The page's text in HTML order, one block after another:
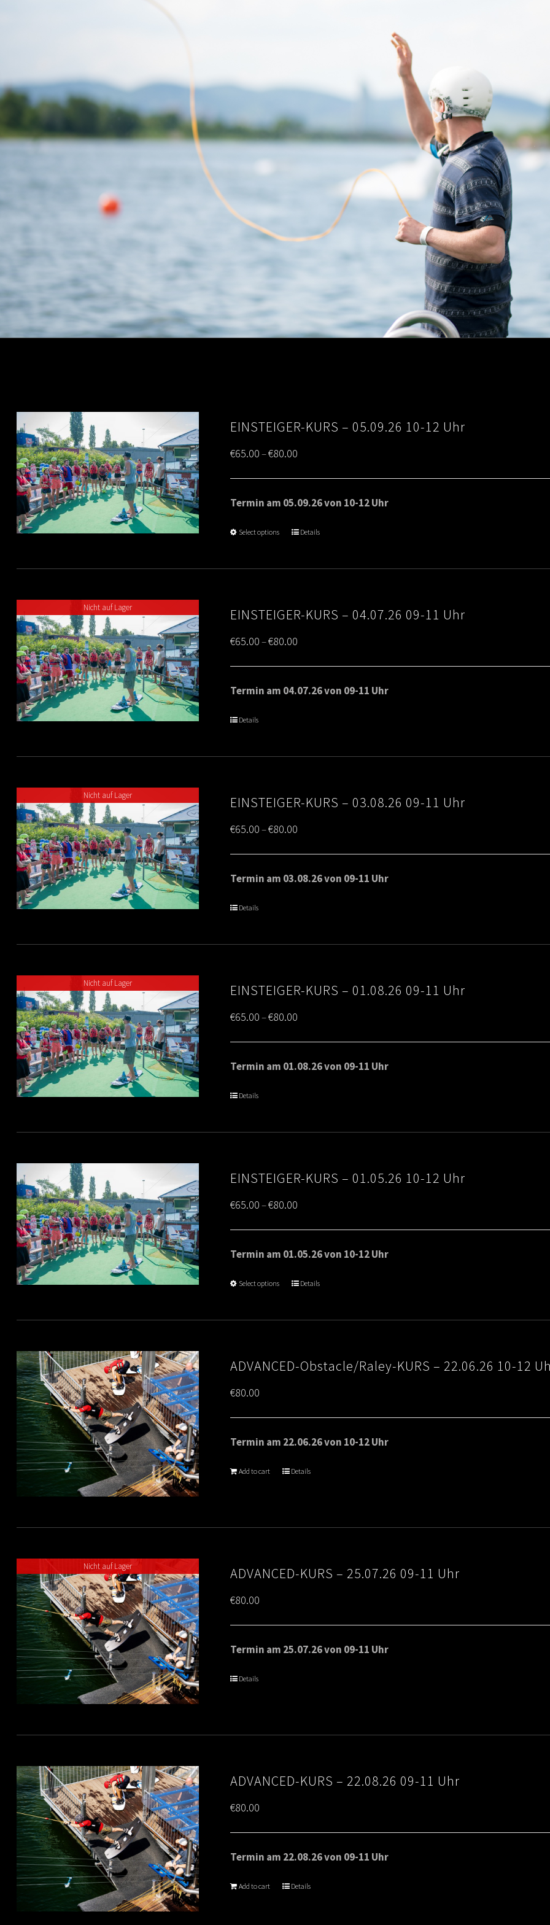
EINSTEIGER-KURS – 05.09.26 10-12 Uhr
€65.00–€80.00
range:
€65.00
Termin am 05.09.26 von 10-12 Uhr
Select options Details
Nicht auf Lager EINSTEIGER-KURS – 04.07.26 09-11 Uhr
€65.00–€80.00
range:
€65.00
Termin am 04.07.26 von 09-11 Uhr
Details
Nicht auf Lager EINSTEIGER-KURS – 03.08.26 09-11 Uhr
€65.00–€80.00
range:
€65.00
Termin am 03.08.26 von 09-11 Uhr
Details
Nicht auf Lager EINSTEIGER-KURS – 01.08.26 09-11 Uhr
€65.00–€80.00
range:
€65.00
Termin am 01.08.26 von 09-11 Uhr
Details
EINSTEIGER-KURS – 01.05.26 10-12 Uhr
€65.00–€80.00
range:
€65.00
Termin am 01.05.26 von 10-12 Uhr
Select options Details
ADVANCED-Obstacle/Raley-KURS – 22.06.26 10-12
€80.00
Termin am 22.06.26 von 10-12 Uhr
Add to cart Details
Nicht auf Lager ADVANCED-KURS – 25.07.26 09-11 Uhr
€80.00
Termin am 25.07.26 von 09-11 Uhr
Details
ADVANCED-KURS – 22.08.26 09-11 Uhr
€80.00
Termin am 22.08.26 von 09-11 Uhr
Add to cart Details